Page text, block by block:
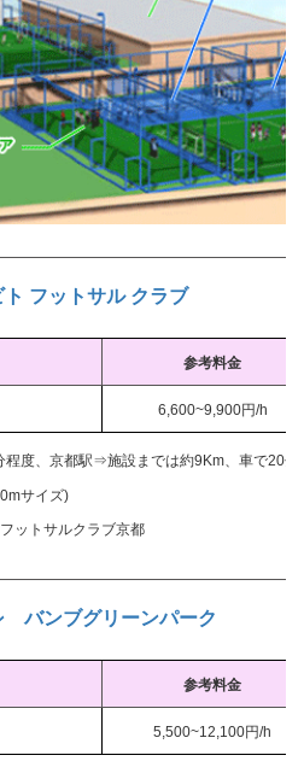
ト フットサル クラブ
参考料金
6,600~9,900円/h
程度、京都駅⇒施設までは約9Km、車で20
サイズ)
バンブグリーンパーク
参考料金
5,500~12,100円/h